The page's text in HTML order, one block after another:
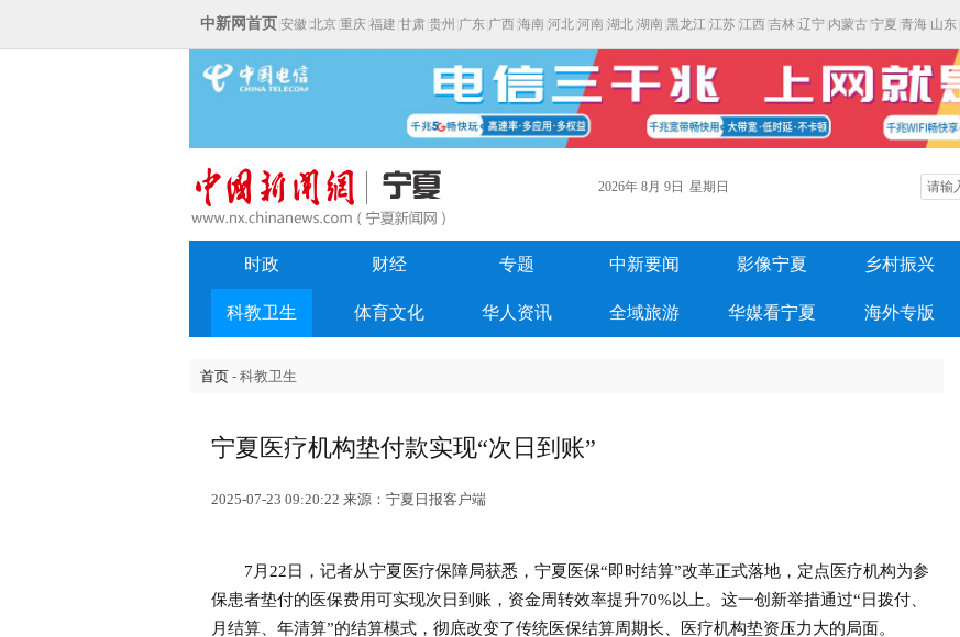
中新网首页 安徽 北京 重庆 福建 甘肃 贵州 广东 广西 海南 河北 河南 湖北 湖南 黑龙江 江苏 江西 吉林 辽宁 内蒙古 宁夏 青海 山东
2026年 8月 9日 星期日
时政 财经 专题 中新要闻 影像宁夏 乡村振兴
科教卫生 体育文化 华人资讯 全域旅游 华媒看宁夏 海外专版
首页 - 科教卫生
宁夏医疗机构垫付款实现“次日到账”
2025-07-23 09:20:22 来源：宁夏日报客户端
7月22日，记者从宁夏医疗保障局获悉，宁夏医保“即时结算”改革正式落地，定点医疗机构为参
保患者垫付的医保费用可实现次日到账，资金周转效率提升70%以上。这一创新举措通过“日拨付、
月结算、年清算”的结算模式，彻底改变了传统医保结算周期长、医疗机构垫资压力大的局面。